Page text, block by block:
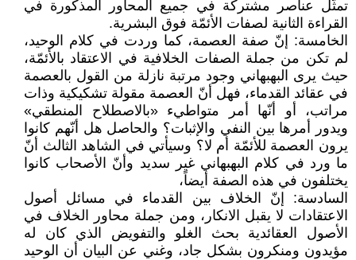
تمثّل عناصر مشتركة في جميع المحاور المذكورة في
القراءة الثانية لصفات الأئمّة فوق البشرية.
الخامسة: إنّ صفة العصمة، كما وردت في كلام الوحيد،
لم تكن من جملة الصفات الخلافية في الاعتقاد بالأئمّة،
حيث يرى البهبهاني وجود مرتبة نازلة من القول بالعصمة
في عقائد القدماء، فهل أنّ العصمة مقولة تشكيكية وذات
مراتب، أو أنّها أمر متواطيء «بالاصطلاح المنطقي»
ويدور أمرها بين النفي والإثبات؟ والحاصل هل أنّهم كانوا
يرون العصمة للأئمّة أم لا؟ وسيأتي في الشاهد الثالث أنّ
ما ورد في كلام البهبهاني غير سديد وأنّ الأصحاب كانوا
يختلفون في هذه الصفة أيضاً،
السادسة: إنّ الخلاف بين القدماء في مسائل أصول
الاعتقادات لا يقبل الانكار، ومن جملة محاور الخلاف في
الأصول العقائدية بحث الغلو والتفويض الذي كان له
مؤيدون ومنكرون بشكل جاد، وغني عن البيان أن الوحيد